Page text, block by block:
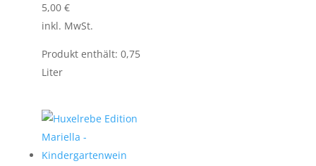
5,00 €
inkl. MwSt.
Produkt enthält: 0,75
Liter